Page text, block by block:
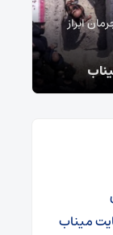
ابراز
میناب